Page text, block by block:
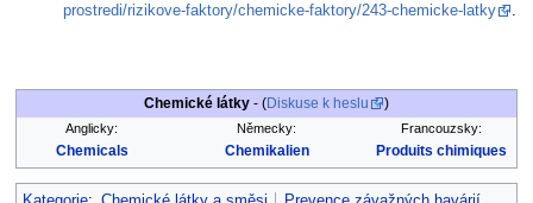
prostredi/rizikove-faktory/chemicke-faktory/243-chemicke-latky
.
Chemické látky - (Diskuse k heslu )
Anglicky: Německy: Francouzsky:
Chemicals Chemikalien Produits chimiques